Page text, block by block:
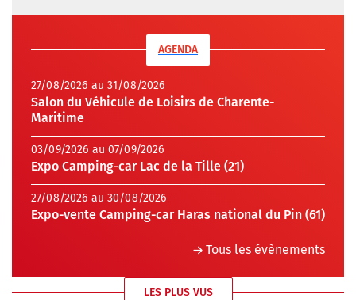
AGENDA
27/08/2026 au 31/08/2026
Salon du Véhicule de Loisirs de Charente-
Maritime
03/09/2026 au 07/09/2026
Expo Camping-car Lac de la Tille (21)
27/08/2026 au 30/08/2026
Expo-vente Camping-car Haras national du Pin (61)
Tous les évènements
LES PLUS VUS